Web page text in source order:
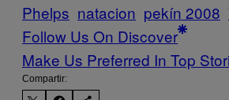
Phelps natacion pekín 2008
Follow Us On Discover
Make Us Preferred In Top
Compartir: